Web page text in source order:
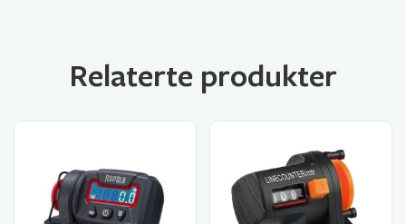
Relaterte produkter